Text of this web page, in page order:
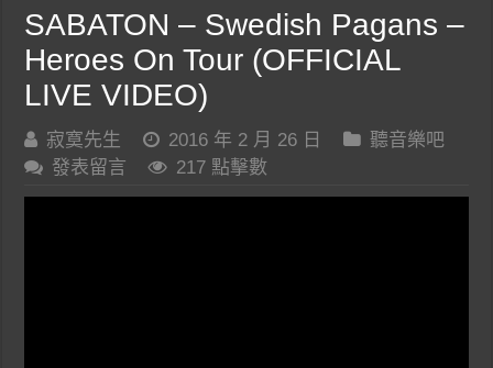
SABATON – Swedish Pagans –
Heroes On Tour (OFFICIAL
LIVE VIDEO)
寂寞先生 2016 年 2 月 26 日
聽音樂吧
發表留言
217 點擊數